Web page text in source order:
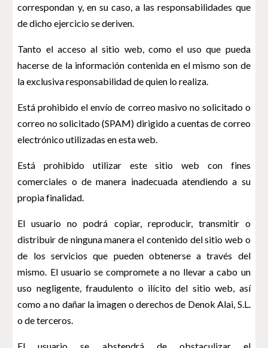
correspondan y, en su caso, a las responsabilidades que
de dicho ejercicio se deriven.
Tanto el acceso al sitio web, como el uso que pueda
hacerse de la información contenida en el mismo son de
la exclusiva responsabilidad de quien lo realiza.
Está prohibido el envío de correo masivo no solicitado o
correo no solicitado (SPAM) dirigido a cuentas de correo
electrónico utilizadas en esta web.
Está prohibido utilizar este sitio web con fines
comerciales o de manera inadecuada atendiendo a su
propia finalidad.
El usuario no podrá copiar, reproducir, transmitir o
distribuir de ninguna manera el contenido del sitio web o
de los servicios que pueden obtenerse a través del
mismo. El usuario se compromete a no llevar a cabo un
uso negligente, fraudulento o ilícito del sitio web, así
como a no dañar la imagen o derechos de Denok Alai, S.L.
o de terceros.